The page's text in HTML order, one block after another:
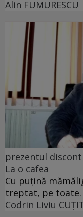
Alin FUMURESCU
prezentul
La o cafea
Cu puţină
treptat, pe toate.
Codrin Liviu